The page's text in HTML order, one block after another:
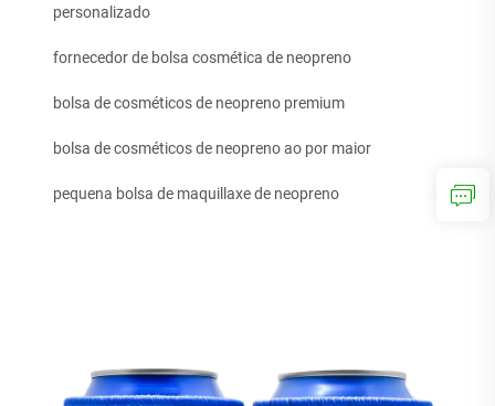
personalizado
fornecedor de bolsa cosmética de neopreno
bolsa de cosméticos de neopreno premium
bolsa de cosméticos de neopreno ao por maior
pequena bolsa de maquillaxe de neopreno